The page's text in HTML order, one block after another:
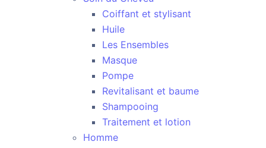
Coiffant et stylisant
Huile
Les Ensembles
Masque
Pompe
Revitalisant et baume
Shampooing
Traitement et lotion
Homme